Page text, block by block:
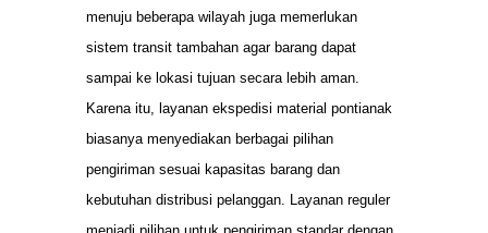
menuju beberapa wilayah juga memerlukan
sistem transit tambahan agar barang dapat
sampai ke lokasi tujuan secara lebih aman.
Karena itu, layanan ekspedisi material pontianak
biasanya menyediakan berbagai pilihan
pengiriman sesuai kapasitas barang dan
kebutuhan distribusi pelanggan. Layanan reguler